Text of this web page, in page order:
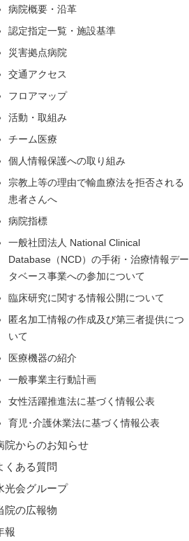
病院概要・沿革
認定指定一覧・施設基準
災害拠点病院
交通アクセス
フロアマップ
活動・取組み
チーム医療
個人情報保護への取り組み
宗教上等の理由で輸血療法を拒否される
患者さんへ
病院指標
一般社団法人 National Clinical
Database（NCD）の手術・治療情報デー
タベース事業への参加について
臨床研究に関する情報公開について
匿名加工情報の作成及び第三者提供につ
いて
医療機器の紹介
一般事業主行動計画
女性活躍推進法に基づく情報公表
育児･介護休業法に基づく情報公表
院からのお知らせ
くある質問
光会グループ
院の広報物
報